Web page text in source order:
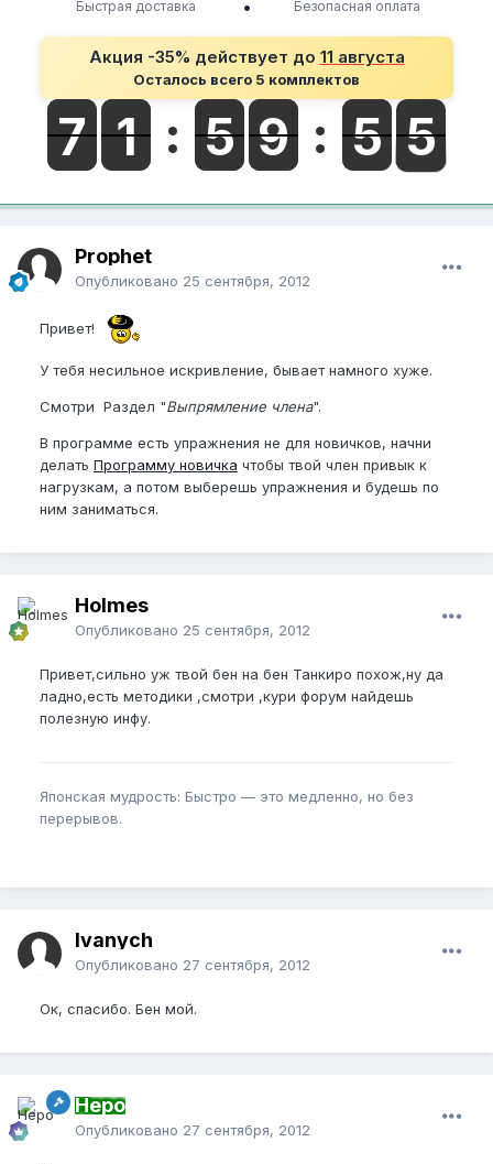
Быстрая доставка • Безопасная оплата
Акция -35% действует до 11 августа
Осталось всего 5 комплектов
Prophet
Опубликовано 25 сентября, 2012
Привет!
У тебя несильное искривление, бывает намного хуже.
Смотри Раздел "Выпрямление члена".
В программе есть упражнения не для новичков, начни
делать Программу новичка чтобы твой член привык к
нагрузкам, а потом выберешь упражнения и будешь по
ним заниматься.
Holmes
Опубликовано 25 сентября, 2012
Привет,сильно уж твой бен на бен Танкиро похож,ну да
ладно,есть методики ,смотри ,кури форум найдешь
полезную инфу.
Японская мудрость: Быстро — это медленно, но без
перерывов.
Ivanych
Опубликовано 27 сентября, 2012
Ок, спасибо. Бен мой.
Неро
Опубликовано 27 сентября, 2012